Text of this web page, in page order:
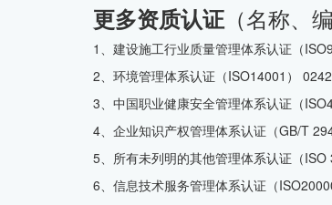
更多资质认证（名称、
1、建设施工行业质量管理体系认证（
2、环境管理体系认证（ISO14001）
3、中国职业健康安全管理体系认证（
4、企业知识产权管理体系认证（GB/T
5、所有未列明的其他管理体系认证（
6、信息技术服务管理体系认证（